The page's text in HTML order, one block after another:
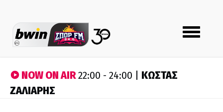
Toggle
navigation
NOW ON AIR22:00 - 24:00 | ΚΩΣΤΑΣ
ΖΑΛΙΑΡΗΣ